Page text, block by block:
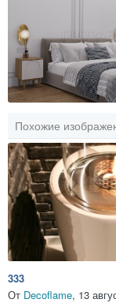
Похожие
333
От Decoflame, 13